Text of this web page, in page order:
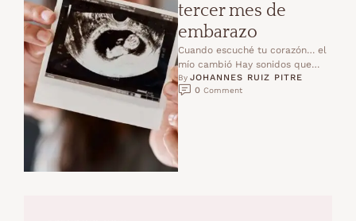
tercer mes de
embarazo
Cuando escuché tu corazón… el
mío cambió Hay sonidos que
marcan para siempre.Un “te
amo”, una risa inesperada,o …
By JOHANNES RUIZ PITRE
0 Comment